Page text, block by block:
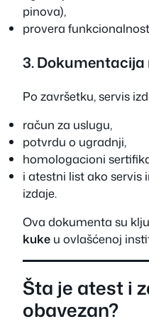
pinova),
provera
3.
Po završetku, servis
račun za uslugu,
potvrdu o ugradnji,
homologacioni
i atestni list ako servis
izdaje.
Ova dokumenta su
kuke u ovlašćenoj
Šta je atest i
obavezan?